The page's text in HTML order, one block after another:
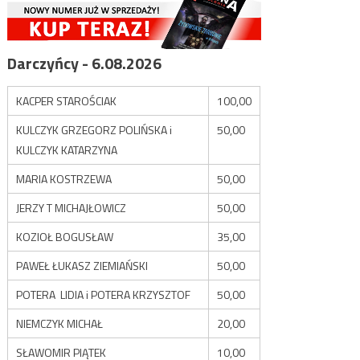
Darczyńcy - 6.08.2026
KACPER STAROŚCIAK
100,00
KULCZYK GRZEGORZ POLIŃSKA i
KULCZYK KATARZYNA
50,00
MARIA KOSTRZEWA
50,00
JERZY T MICHAJŁOWICZ
50,00
KOZIOŁ BOGUSŁAW
35,00
PAWEŁ ŁUKASZ ZIEMIAŃSKI
50,00
POTERA LIDIA i POTERA KRZYSZTOF
50,00
NIEMCZYK MICHAŁ
20,00
SŁAWOMIR PIĄTEK
10,00